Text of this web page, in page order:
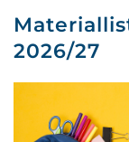
2026/27